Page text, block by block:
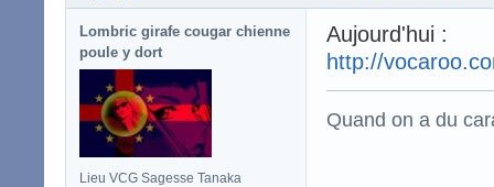
Lombric girafe cougar chienne
poule y dort
Lieu VCG Sagesse Tanaka
Aujourd'hui :
http://
Quand on a du